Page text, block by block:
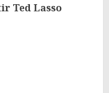
Ted Lasso